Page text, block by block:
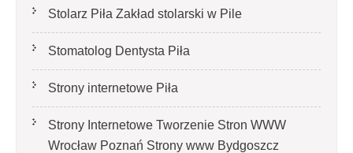
Stolarz Piła Zakład stolarski w Pile
Stomatolog Dentysta Piła
Strony internetowe Piła
Strony Internetowe Tworzenie Stron WWW
Wrocław Poznań Strony www Bydgoszcz